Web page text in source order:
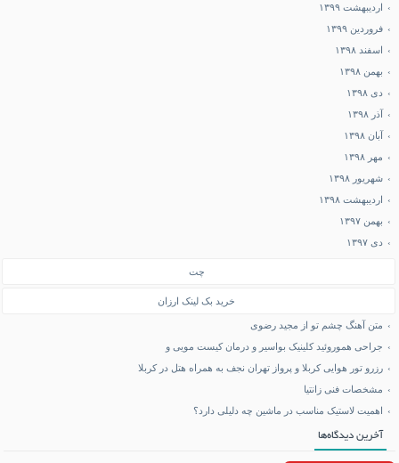
اردیبهشت ۱۳۹۹
فروردین ۱۳۹۹
اسفند ۱۳۹۸
بهمن ۱۳۹۸
دی ۱۳۹۸
آذر ۱۳۹۸
آبان ۱۳۹۸
مهر ۱۳۹۸
شهریور ۱۳۹۸
اردیبهشت ۱۳۹۸
بهمن ۱۳۹۷
دی ۱۳۹۷
چت
خرید بک لینک ارزان
متن آهنگ چشم تو از مجید رضوی
جراحی هموروئید کلینیک بواسیر و درمان کیست مویی و
رزرو تور هوایی کربلا و پرواز تهران نجف به همراه هتل در کربلا
مشخصات فنی زانتیا
اهمیت لاستیک مناسب در ماشین چه دلیلی دارد؟
آخرین دیدگاه‌ها